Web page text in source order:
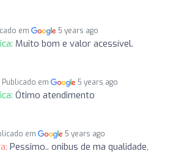
em 5 years ago
Muito bom e valor acessível.
Publicado em 5 years ago
Ótimo atendimento
em 5 years ago
Pessimo.. onibus de ma qualidade,